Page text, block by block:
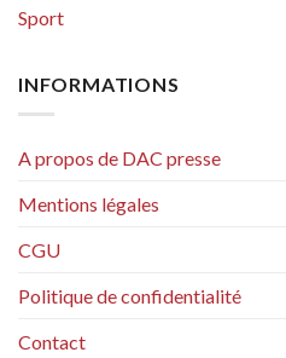
Sport
INFORMATIONS
A propos de DAC presse
Mentions légales
CGU
Politique de confidentialité
Contact